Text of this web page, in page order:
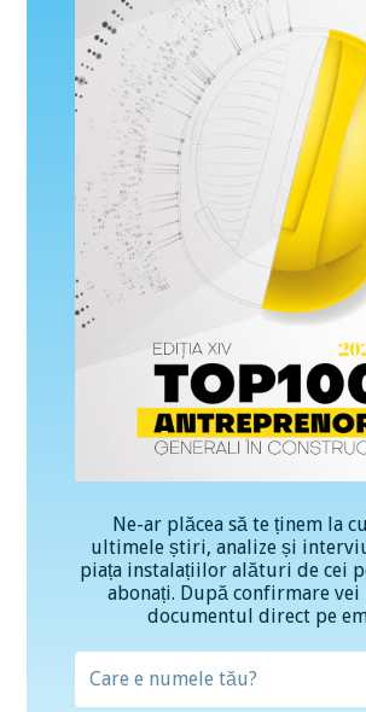
Ne-ar plăcea să te ținem la
ultimele știri, analize și
piața instalațiilor alături de cei
abonați. După confirmare
documentul direct pe